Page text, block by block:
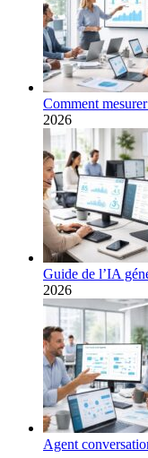
Comment
2026
Guide de l’IA
2026
Agent